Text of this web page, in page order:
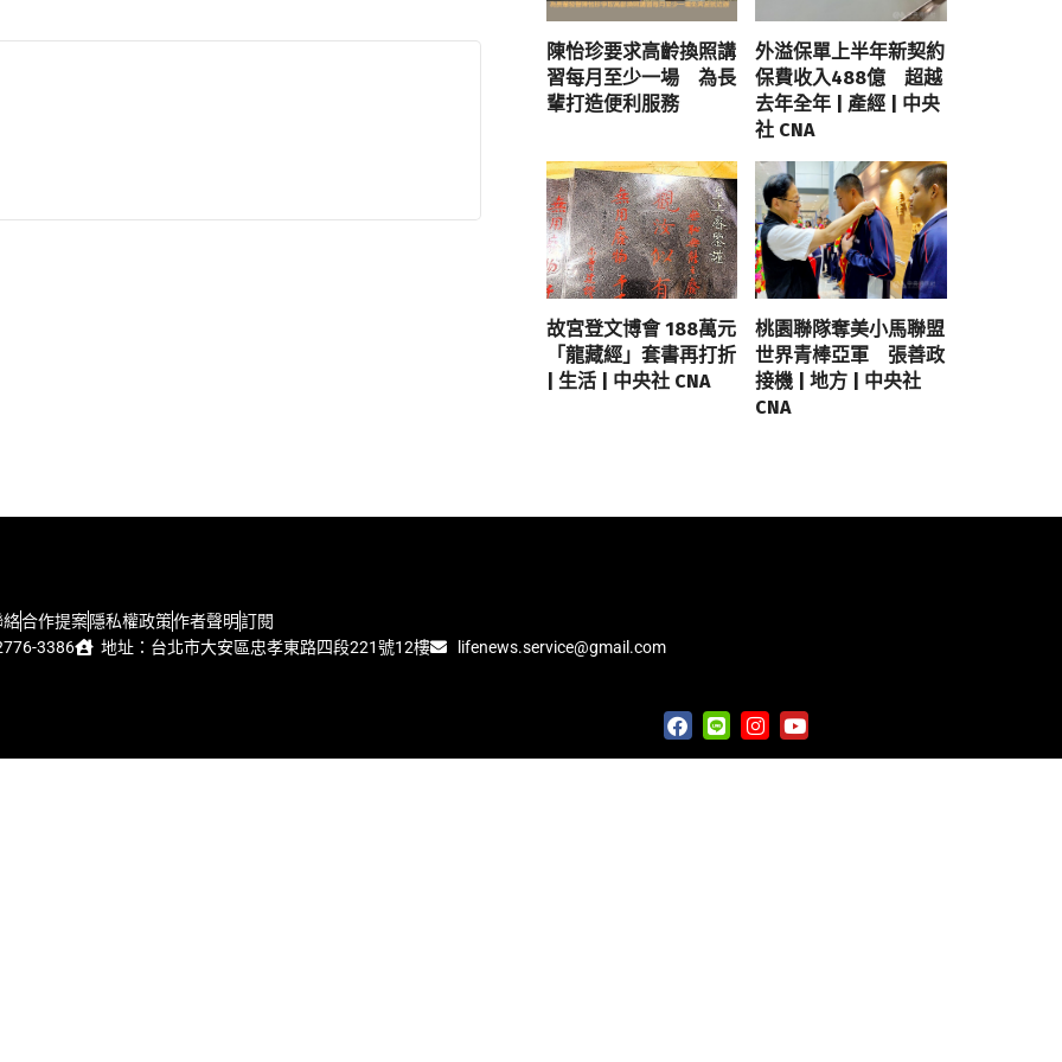
陳怡珍要求高齡換照講
習每月至少一場 為長
輩打造便利服務
外溢保單上半年新契約
保費收入488億 超越
去年全年 | 產經 | 中央
社 CNA
故宮登文博會 188萬元
「龍藏經」套書再打折
| 生活 | 中央社 CNA
桃園聯隊奪美小馬聯盟
世界青棒亞軍 張善政
接機 | 地方 | 中央社
CNA
絡合作提案隱私權政策作者聲明訂閱
3386
地址：台北市大安區忠孝東路四段221號12樓 lifenews.service@gmail.com